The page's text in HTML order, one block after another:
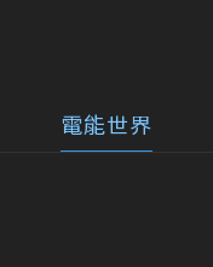
電能世界